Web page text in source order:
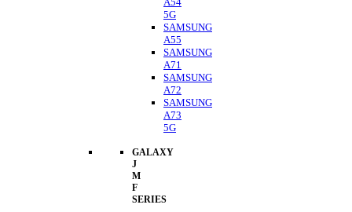
5G
SAMSUNG
A55
SAMSUNG
A71
SAMSUNG
A72
SAMSUNG
A73
5G
GALAXY
J
M
F
SERIES